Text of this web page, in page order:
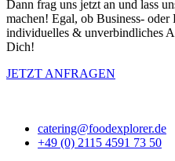
Dann frag uns jetzt an und lass
machen! Egal, ob Business-
individuelles & unverbindliches
Dich!
JETZT ANFRAGEN
catering@foodexplorer.de
+49 (0) 2115 4591 73 50